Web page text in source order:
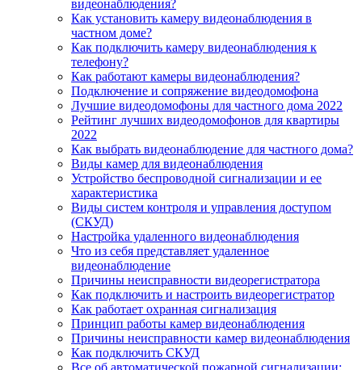
видеонаблюдения?
Как установить камеру видеонаблюдения в
частном доме?
Как подключить камеру видеонаблюдения к
телефону?
Как работают камеры видеонаблюдения?
Подключение и сопряжение видеодомофона
Лучшие видеодомофоны для частного дома 2022
Рейтинг лучших видеодомофонов для квартиры
2022
Как выбрать видеонаблюдение для частного дома?
Виды камер для видеонаблюдения
Устройство беспроводной сигнализации и ее
характеристика
Виды систем контроля и управления доступом
(СКУД)
Настройка удаленного видеонаблюдения
Что из себя представляет удаленное
видеонаблюдение
Причины неисправности видеорегистратора
Как подключить и настроить видеорегистратор
Как работает охранная сигнализация
Принцип работы камер видеонаблюдения
Причины неисправности камер видеонаблюдения
Как подключить СКУД
Все об автоматической пожарной сигнализации: